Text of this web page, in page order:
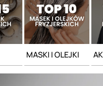
MASKI I OLEJKI